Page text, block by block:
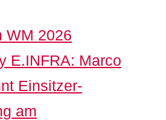
WM 2026
E.INFRA: Marco
Einsitzer-
am